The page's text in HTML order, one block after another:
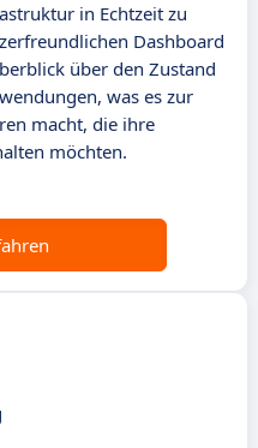
in Echtzeit zu
Dashboard
über den Zustand
was es zur
macht, die ihre
möchten.